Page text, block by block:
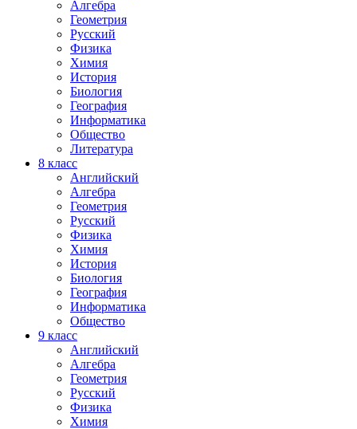
Алгебра
Геометрия
Русский
Физика
Химия
История
Биология
География
Информатика
Общество
Литература
8 класс
Английский
Алгебра
Геометрия
Русский
Физика
Химия
История
Биология
География
Информатика
Общество
9 класс
Английский
Алгебра
Геометрия
Русский
Физика
Химия